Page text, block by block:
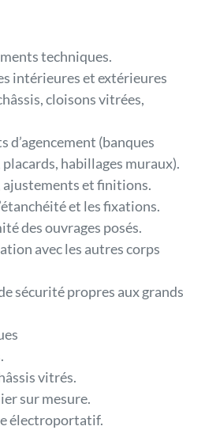
techniques.
intérieures et extérieures
cloisons vitrées,
d’agencement (banques
habillages muraux).
ajustements et finitions.
et les fixations.
des ouvrages posés.
avec les autres corps
sécurité propres aux grands
vitrés.
sur mesure.
électroportatif.